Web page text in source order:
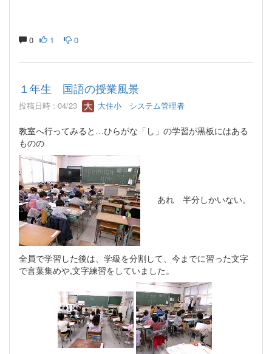
0 1 0
１年生 国語の授業風景
投稿日時 : 04/23 大住小 システム管理者
教室へ行ってみると…ひらがな「し」の学習が黒板にはある
ものの
あれ 半分しかいない。
全員で学習した後は、学級を分割して、今までに習った文字
で言葉集めや,文字練習をしていました。